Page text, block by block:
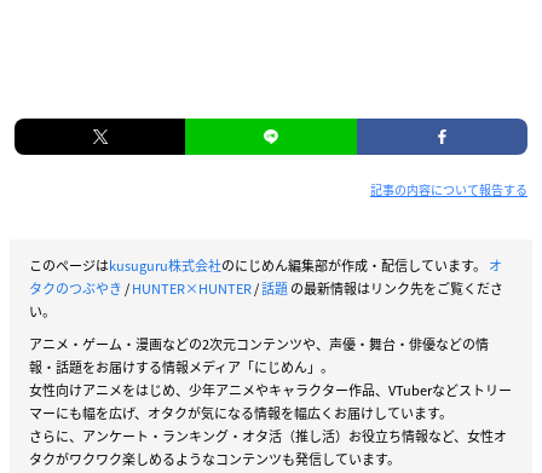
記事の内容について報告する
このページはkusuguru株式会社のにじめん編集部が作成・配信しています。 オ
タクのつぶやき/HUNTER×HUNTER/話題の最新情報はリンク先をご覧くださ
い。
アニメ・ゲーム・漫画などの2次元コンテンツや、声優・舞台・俳優などの情
報・話題をお届けする情報メディア「にじめん」。
女性向けアニメをはじめ、少年アニメやキャラクター作品、VTuberなどストリー
マーにも幅を広げ、オタクが気になる情報を幅広くお届けしています。
さらに、アンケート・ランキング・オタ活（推し活）お役立ち情報など、女性オ
タクがワクワク楽しめるようなコンテンツも発信しています。